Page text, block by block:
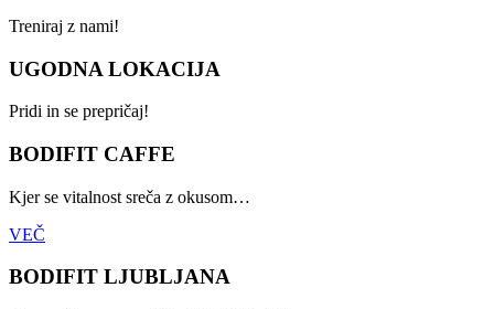
Treniraj z nami!
UGODNA LOKACIJA
Pridi in se prepričaj!
BODIFIT CAFFE
Kjer se vitalnost sreča z okusom…
VEČ
BODIFIT LJUBLJANA